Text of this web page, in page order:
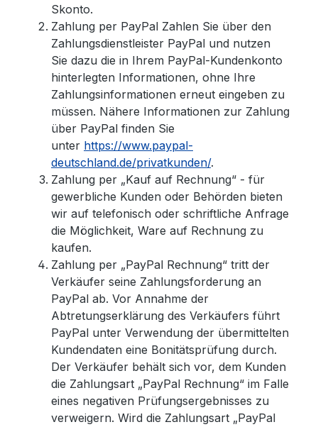
Skonto.
Zahlung per PayPal Zahlen Sie über den
Zahlungsdienstleister PayPal und nutzen
Sie dazu die in Ihrem PayPal-Kundenkonto
hinterlegten Informationen, ohne Ihre
Zahlungsinformationen erneut eingeben zu
müssen. Nähere Informationen zur Zahlung
über PayPal finden Sie
unter https://www.paypal-
deutschland.de/privatkunden/.
Zahlung per „Kauf auf Rechnung“ - für
gewerbliche Kunden oder Behörden bieten
wir auf telefonisch oder schriftliche Anfrage
die Möglichkeit, Ware auf Rechnung zu
kaufen.
Zahlung per „PayPal Rechnung“ tritt der
Verkäufer seine Zahlungsforderung an
PayPal ab. Vor Annahme der
Abtretungserklärung des Verkäufers führt
PayPal unter Verwendung der übermittelten
Kundendaten eine Bonitätsprüfung durch.
Der Verkäufer behält sich vor, dem Kunden
die Zahlungsart „PayPal Rechnung“ im Falle
eines negativen Prüfungsergebnisses zu
verweigern. Wird die Zahlungsart „PayPal